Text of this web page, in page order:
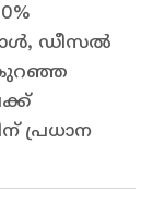
ഡീസൽ
കുറഞ്ഞ
പ്രധാന